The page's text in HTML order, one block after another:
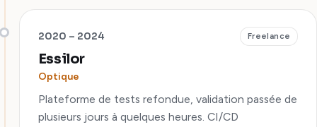
2020 – 2024 Freelance
Essilor
Optique
Plateforme de tests refondue, validation passée de
plusieurs jours à quelques heures. CI/CD